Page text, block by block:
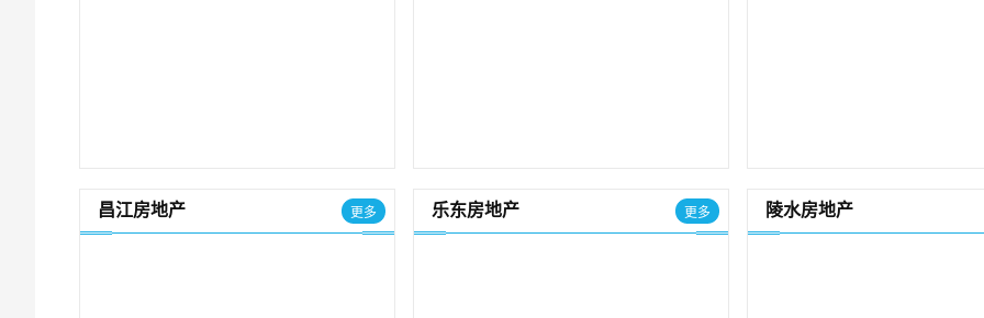
昌江房地产 更多 乐东房地产 更多 陵水房地产